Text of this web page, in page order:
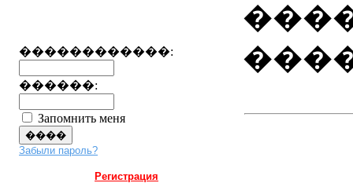
������������:
������:
Запомнить меня
Забыли пароль?
Регистрация